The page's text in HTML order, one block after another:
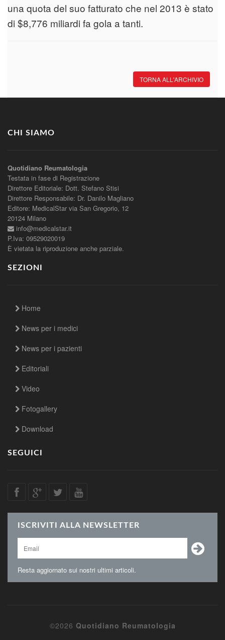
una quota del suo fatturato che nel 2013 è stato
di $8,776 miliardi fa gola a tanti.
TORNA ALL'ARCHIVIO
CHI SIAMO
Quotidiano Reumatologia
Testata in fase di Registrazione
Direttore Editoriale: Dott. Stefano Stisi
Direttore Responsabile: Dr. Danilo Magliano
Editore: MedicalStar via San Gregorio, 12
20124 Milano
info@medicalstar.it
P.Iva: 09529020019
È vietata la riproduzione anche parziale.
SEZIONI
Home
News per i medici
News per i pazienti
Editoriali
Video
Fotogallery
Download
SEGUICI
ISCRIVITI ALLA NEWSLETTER
Resta aggiornato sui nostri ultimi articoli.
©2026 Quotidiano Reumatologia